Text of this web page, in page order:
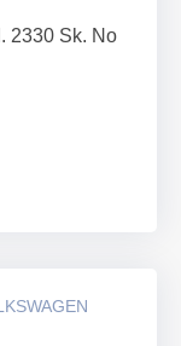
2330 Sk. No